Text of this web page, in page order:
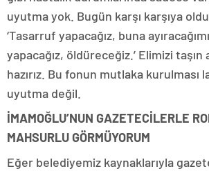
uyutma yok. Bugün karşı karşıya
‘Tasarruf yapacağız, buna
yapacağız, öldüreceğiz.’ Elimizi taşın
hazırız. Bu fonun mutlaka kurulması
uyutma değil.
İMAMOĞLU’NUN GAZETECİLERLE
MAHSURLU GÖRMÜYORUM
Eğer belediyemiz kaynaklarıyla